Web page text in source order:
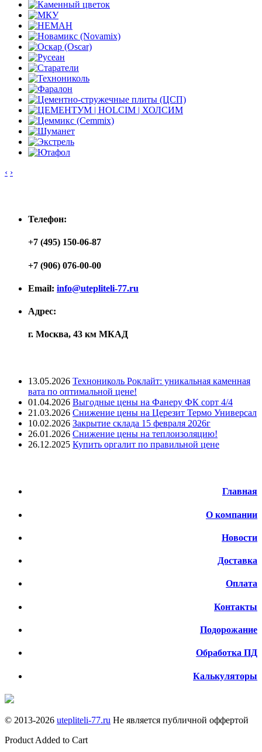
‹ ›
Телефон:
+7 (495) 150-06-87
+7 (906) 076-00-00
Email: info@utepliteli-77.ru
Адрес:
г. Москва, 43 км МКАД
13.05.2026 Технониколь Роклайт: уникальная каменная
вата по оптимальной цене!
01.04.2026 Выгодные цены на Фанеру ФК сорт 4/4
21.03.2026 Снижение цены на Церезит Термо Универсал
10.02.2026 Закрытие склада 15 февраля 2026г
26.01.2026 Снижение цены на теплоизоляцию!
26.12.2025 Купить оргалит по правильной цене
Главная
О компании
Новости
Доставка
Оплата
Контакты
Подорожание
Обработка ПД
Калькуляторы
© 2013-2026 utepliteli-77.ru Не является публичной оффертой
Product Added to Cart